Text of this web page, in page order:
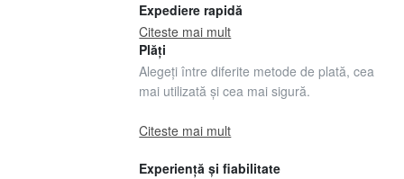
Expediere rapidă
Citeste mai mult
Plăți
Alegeți între diferite metode de plată, cea
mai utilizată și cea mai sigură.
Citeste mai mult
Experiență și fiabilitate